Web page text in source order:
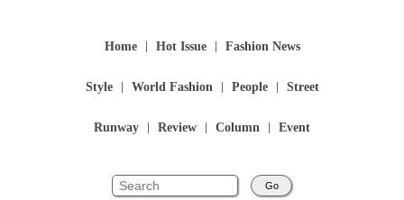
Home Hot Issue Fashion News
Style World Fashion People Street
Runway Review Column Event
Go